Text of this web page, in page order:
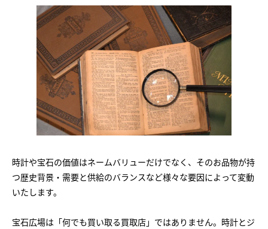
時計や宝石の価値はネームバリューだけでなく、そのお品物が持
つ歴史背景・需要と供給のバランスなど様々な要因によって変動
いたします。
宝石広場は「何でも買い取る買取店」ではありません。時計とジ